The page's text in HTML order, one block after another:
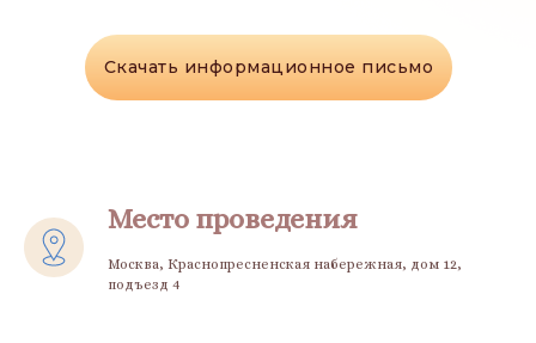
Скачать информационное письмо
Место проведения
Москва, Краснопресненская набережная, дом 12,
подъезд 4